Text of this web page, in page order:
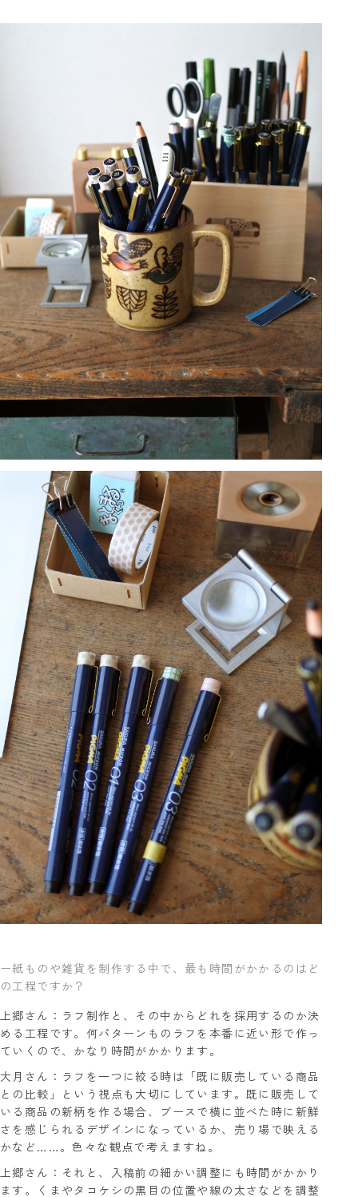
ー紙ものや雑貨を制作する中で、最も時間がかかるのはど
の工程ですか？
上郷さん：ラフ制作と、その中からどれを採用するのか決
める工程です。何パターンものラフを本番に近い形で作っ
ていくので、かなり時間がかかります。
大月さん：ラフを一つに絞る時は「既に販売している商品
との比較」という視点も大切にしています。既に販売して
いる商品の新柄を作る場合、ブースで横に並べた時に新鮮
さを感じられるデザインになっているか、売り場で映える
かなど……。色々な観点で考えますね。
上郷さん：それと、入稿前の細かい調整にも時間がかかり
ます。くまやタコケシの黒目の位置や線の太さなどを調整